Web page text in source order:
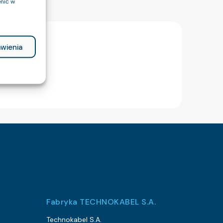
Fabryka TECHNOKABEL S.A.
Technokabel S.A.